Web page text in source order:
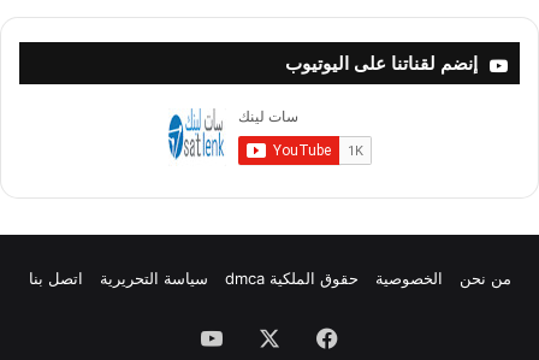
إنضم لقناتنا على اليوتيوب
من نحن الخصوصية حقوق الملكية dmca سياسة التحريرية اتصل بنا
فيسبوك